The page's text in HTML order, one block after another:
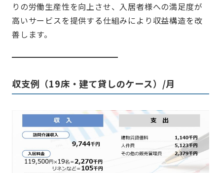
りの労働生産性を向上させ、入居者様への満足度が
高いサービスを提供する仕組みにより収益構造を改
善します。
収支例（19床・建て貸しのケース）/月